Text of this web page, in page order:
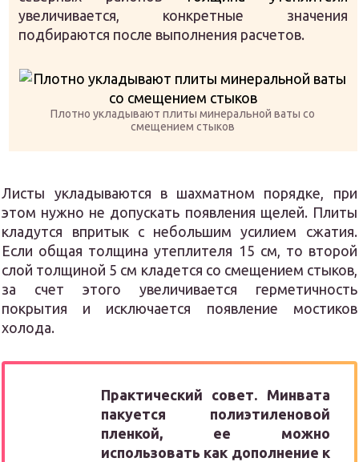
увеличивается, конкретные значения
подбираются после выполнения расчетов.
Плотно укладывают плиты минеральной ваты со
смещением стыков
Листы укладываются в шахматном порядке, при
этом нужно не допускать появления щелей. Плиты
кладутся впритык с небольшим усилием сжатия.
Если общая толщина утеплителя 15 см, то второй
слой толщиной 5 см кладется со смещением стыков,
за счет этого увеличивается герметичность
покрытия и исключается появление мостиков
холода.
Практический совет. Минвата
пакуется полиэтиленовой
пленкой, ее можно
использовать как дополнение к